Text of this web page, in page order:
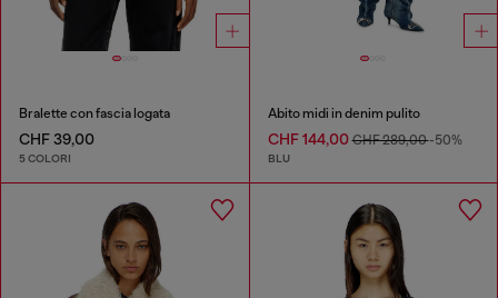
Bralette con fascia logata
CHF 39,00
5 COLORI
Abito midi in denim pulito
CHF 144,00CHF 289,00-50%
BLU